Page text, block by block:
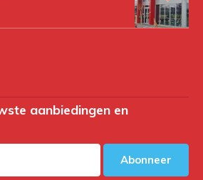
aanbiedingen en
Abonneer